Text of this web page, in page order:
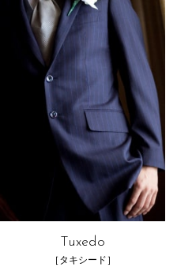
Tuxedo
［タキシード］